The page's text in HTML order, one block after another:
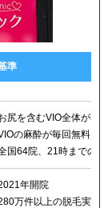
準
尻を含むVIO全体が5回
の麻酔が毎回無料
国64院、21時までの診
年開院
万件以上の脱毛実績